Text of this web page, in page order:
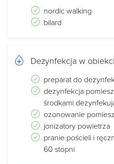
nordic walking
bilard
Dezynfekcja w
preparat do
dezynfekcja
środkami
ozonowanie
jonizatory powietrza
pranie pościeli i
60 stopni